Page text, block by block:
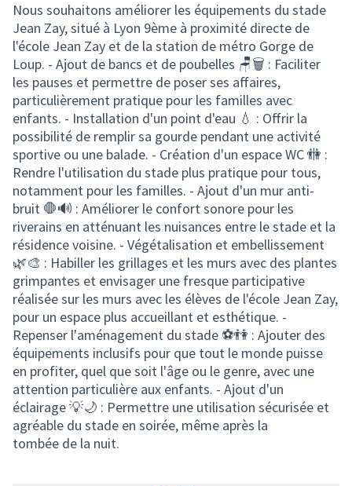
Nous souhaitons améliorer les équipements du stade
Jean Zay, situé à Lyon 9ème à proximité directe de
l'école Jean Zay et de la station de métro Gorge de
Loup. - Ajout de bancs et de poubelles 🪑🗑 : Faciliter
les pauses et permettre de poser ses affaires,
particulièrement pratique pour les familles avec
enfants. - Installation d'un point d'eau 💧 : Offrir la
possibilité de remplir sa gourde pendant une activité
sportive ou une balade. - Création d'un espace WC 🚻 :
Rendre l'utilisation du stade plus pratique pour tous,
notamment pour les familles. - Ajout d'un mur anti-
bruit 🛑🔊 : Améliorer le confort sonore pour les
riverains en atténuant les nuisances entre le stade et la
résidence voisine. - Végétalisation et embellissement
🌿🎨 : Habiller les grillages et les murs avec des plantes
grimpantes et envisager une fresque participative
réalisée sur les murs avec les élèves de l'école Jean Zay,
pour un espace plus accueillant et esthétique. -
Repenser l'aménagement du stade ⚽👫 : Ajouter des
équipements inclusifs pour que tout le monde puisse
en profiter, quel que soit l'âge ou le genre, avec une
attention particulière aux enfants. - Ajout d'un
éclairage 💡🌙 : Permettre une utilisation sécurisée et
agréable du stade en soirée, même après la
tombée de la nuit.